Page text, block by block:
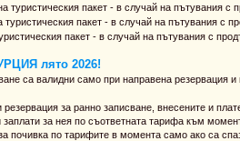
туристическия пакет - в случай на пътувания с
пакет - в случай на пътувания с
пакет - в случай на пътувания с
лято 2026!
са валидни само при направена резервация
за ранно записване, внесените и
заплати за нея по съответната тарифа към
почивка по тарифите в момента само ако са